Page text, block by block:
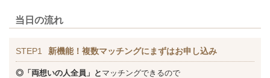
当日の流れ
STEP1 新機能！複数マッチングにまずはお申し込み
◎「両想いの人全員」と マッチングできるので